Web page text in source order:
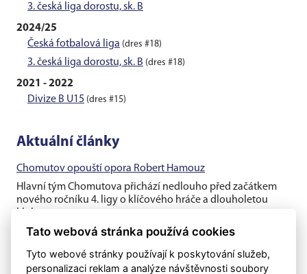
3. česká liga dorostu, sk. B
2024/25
Česká fotbalová liga (dres #18)
3. česká liga dorostu, sk. B (dres #18)
2021 - 2022
Divize B U15 (dres #15)
Aktuální články
Chomutov opouští opora Robert Hamouz
Hlavní tým Chomutova přichází nedlouho před začátkem
nového ročníku 4. ligy o klíčového hráče a dlouholetou
Chomutovští fotbalisté v posledním přípravném utkání před
Tato webová stránka používá cookies
Tyto webové stránky používají k poskytování služeb,
personalizaci reklam a analýze návštěvnosti soubory